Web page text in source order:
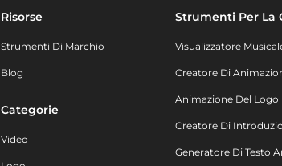
Risorse
Strumenti Di Marchio
Blog
Categorie
Video
Strumenti Per La
Visualizzatore
Creatore Di
Animazione Del Logo
Creatore Di
Generatore Di Testo